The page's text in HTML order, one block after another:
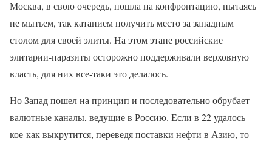
Москва, в свою очередь, пошла на конфронтацию, пытаясь
не мытьем, так катанием получить место за западным
столом для своей элиты. На этом этапе российские
элитарии-паразиты осторожно поддерживали верховную
власть, для них все-таки это делалось.
Но Запад пошел на принцип и последовательно обрубает
валютные каналы, ведущие в Россию. Если в 22 удалось
кое-как выкрутится, переведя поставки нефти в Азию, то